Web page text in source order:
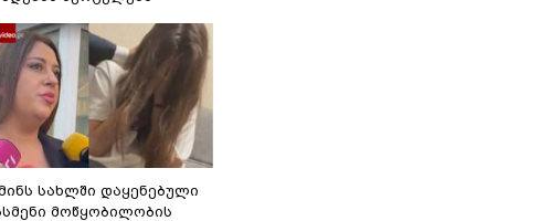
სახლში დაყენებული
მოწყობილობის